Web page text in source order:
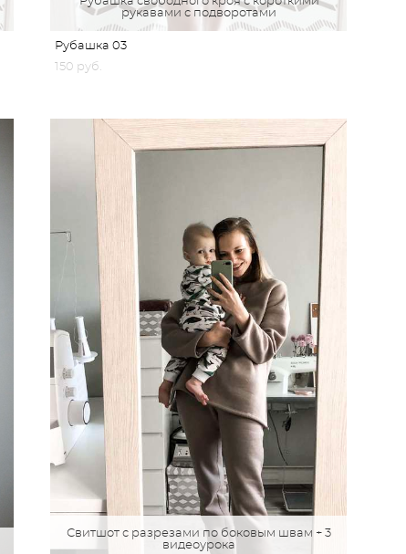
рукавами с подворотами
Рубашка 03
150 pуб.
Свитшот с разрезами по боковым швам + 3
видеоурока